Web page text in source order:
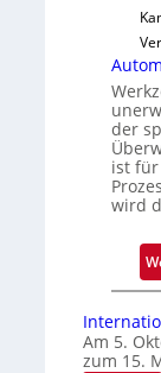
der
ist
wird
Am 5.
zum 15.